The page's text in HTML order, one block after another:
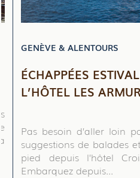
GENÈVE & ALENTOURS
ÉCHAPPÉES
L’HÔTEL LES
Pas besoin d’aller loin
suggestions de balades
pied depuis l’hôtel
Embarquez depuis...